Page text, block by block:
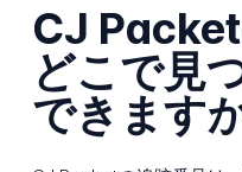
CJ
どこで見
できます